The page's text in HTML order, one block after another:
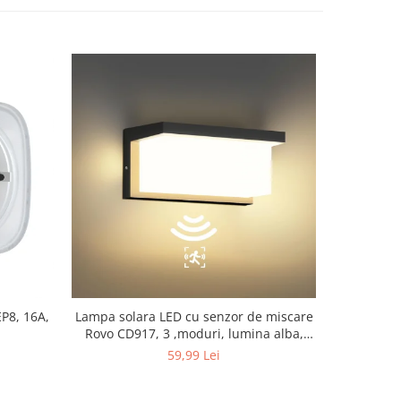
16A,
Lampa solara LED cu senzor de miscare
Rovo CD917, 3 ,moduri, lumina alba,
IP65
59,99 Lei